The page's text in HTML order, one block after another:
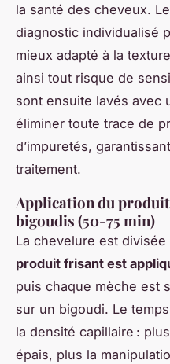
la santé des cheveux.
diagnostic individualisé
mieux adapté à la
ainsi tout risque de
sont ensuite lavés avec
éliminer toute trace de
d’impuretés,
traitement.
Application du
bigoudis (50-75 min)
La chevelure est
produit frisant est
puis chaque mèche est
sur un bigoudi. Le
la densité capillaire :
épais, plus la